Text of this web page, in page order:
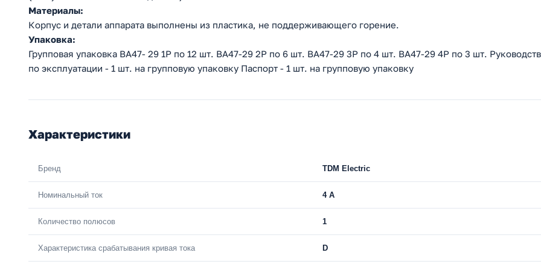
Материалы:
Корпус и детали аппарата выполнены из пластика, не поддерживающего горение.
Упаковка:
Групповая упаковка ВА47- 29 1Р по 12 шт. ВА47-29 2Р по 6 шт. ВА47-29 3Р по 4 шт. ВА47-29 4Р по 3 шт.
по эксплуатации - 1 шт. на групповую упаковку Паспорт - 1 шт. на групповую упаковку
Характеристики
Бренд TDM Electric
Номинальный ток 4 A
Количество полюсов 1
Характеристика срабатывания кривая тока D